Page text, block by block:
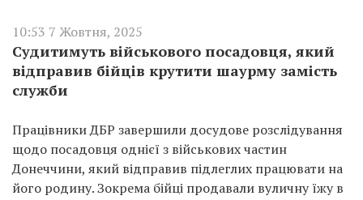
10:53 7 Жовтня, 2025
Судитимуть військового посадовця, який
відправив бійців крутити шаурму замість
служби
Працівники ДБР завершили досудове розслідування
щодо посадовця однієї з військових частин
Донеччини, який відправив підлеглих працювати на
його родину. Зокрема бійці продавали вуличну їжу в